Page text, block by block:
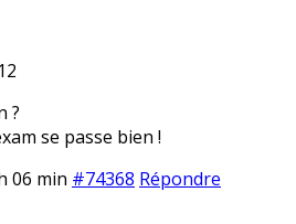
?
se passe bien !
06 min #74368 Répondre